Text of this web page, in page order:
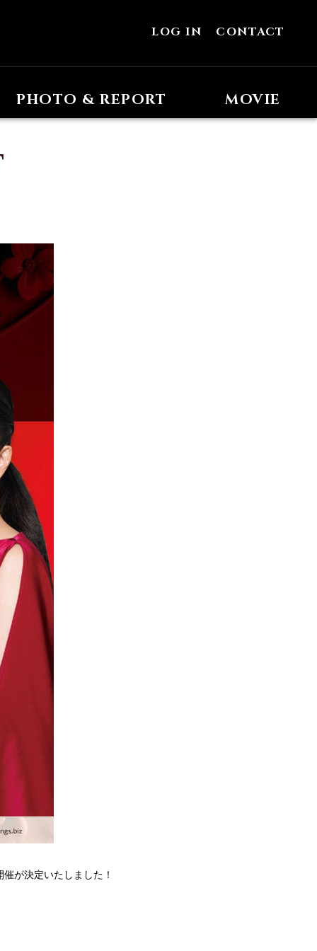
LOG IN CONTACT
PHOTO & REPORT MOVIE
催が決定いたしました！